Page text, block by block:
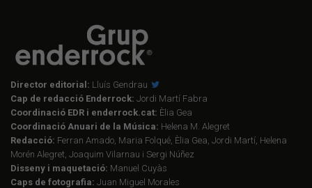
Director editorial: Lluís Gendrau
Cap de redacció Enderrock: Jordi Martí Fabra
Coordinació EDR i enderrock.cat: Èlia Gea
Coordinació Anuari de la Música: Helena M. Alegret
Redacció: Ferran Amado, Maria Folqué, Èlia Gea, Jordi Martí, Helena
Morén Alegret, Joaquim Vilarnau i Sergi Núñez
Disseny i maquetació: Manuel Cuyàs
Caps de fotografia: Juan Miguel Morales